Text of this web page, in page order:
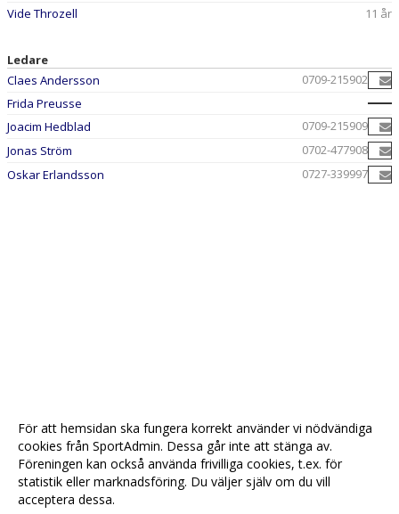
Vide Throzell
11 år
Ledare
Claes Andersson
0709-215902
Frida Preusse
Joacim Hedblad
0709-215909
Jonas Ström
0702-477908
Oskar Erlandsson
0727-339997
För att hemsidan ska fungera korrekt använder vi nödvändiga
cookies från SportAdmin. Dessa går inte att stänga av.
Föreningen kan också använda frivilliga cookies, t.ex. för
statistik eller marknadsföring. Du väljer själv om du vill
acceptera dessa.